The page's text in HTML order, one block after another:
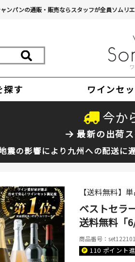
ンパンの通販・販売ならスタッフが全員ソムリ
探す ワインセ
今か
最新の出荷
震の影響により九州への配送に
【送料無料】
ベストセラ
送料無料「
商品番号：
110 ポイント